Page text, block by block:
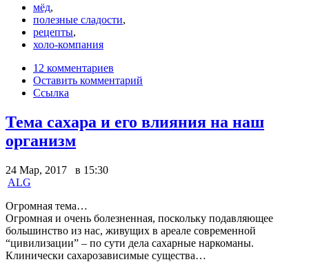
мёд,
полезные сладости,
рецепты,
холо-компания
12 комментариев
Оставить комментарий
Ссылка
Тема сахара и его влияния на наш
организм
24 Мар, 2017 в 15:30
ALG
Огромная тема…
Огромная и очень болезненная, поскольку подавляющее
большинство из нас, живущих в ареале современной
“цивилизации” – по сути дела сахарные наркоманы.
Клинически сахарозависимые существа…